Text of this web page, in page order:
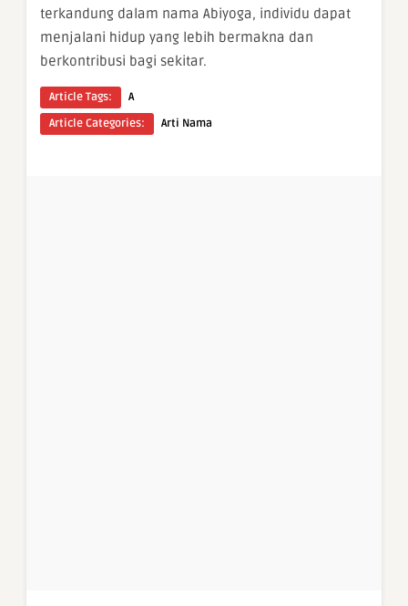
terkandung dalam nama Abiyoga, individu dapat
menjalani hidup yang lebih bermakna dan
berkontribusi bagi sekitar.
Article Tags:
A
Article Categories:
Arti Nama